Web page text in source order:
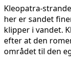
Kleopatra-
her er sandet
klipper i vandet.
efter at den
området til den